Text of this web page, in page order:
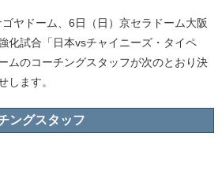
ヤドーム、6日（日）京セラドーム大阪
化試合「日本vsチャイニーズ・タイペ
ムのコーチングスタッフが次のとおり決
します。
ングスタッフ